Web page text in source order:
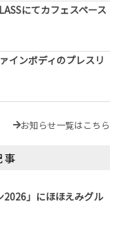
にてカフェスペース
インボディのプレスリ
お知らせ一覧はこちら
事
2026」にほほえみグル